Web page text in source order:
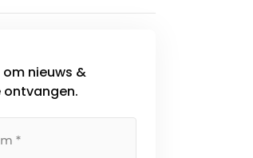
nieuws &